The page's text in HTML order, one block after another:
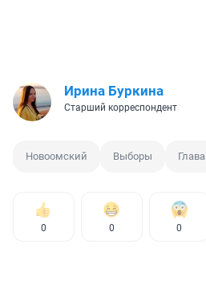
Ирина Буркина
Старший корреспондент
Новоомский Выборы Глава
0 0 0